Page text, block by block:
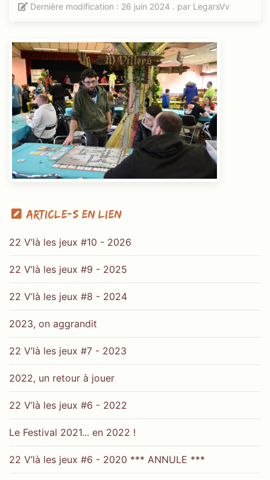
Dernière modification : 26 juin 2024 . par LegarsVv
Article-s en lien
22 V’là les jeux #10 - 2026
22 V’là les jeux #9 - 2025
22 V’là les jeux #8 - 2024
2023, on aggrandit
22 V’là les jeux #7 - 2023
2022, un retour à jouer
22 V’là les jeux #6 - 2022
Le Festival 2021... en 2022 !
22 V’là les jeux #6 - 2020 *** ANNULE ***